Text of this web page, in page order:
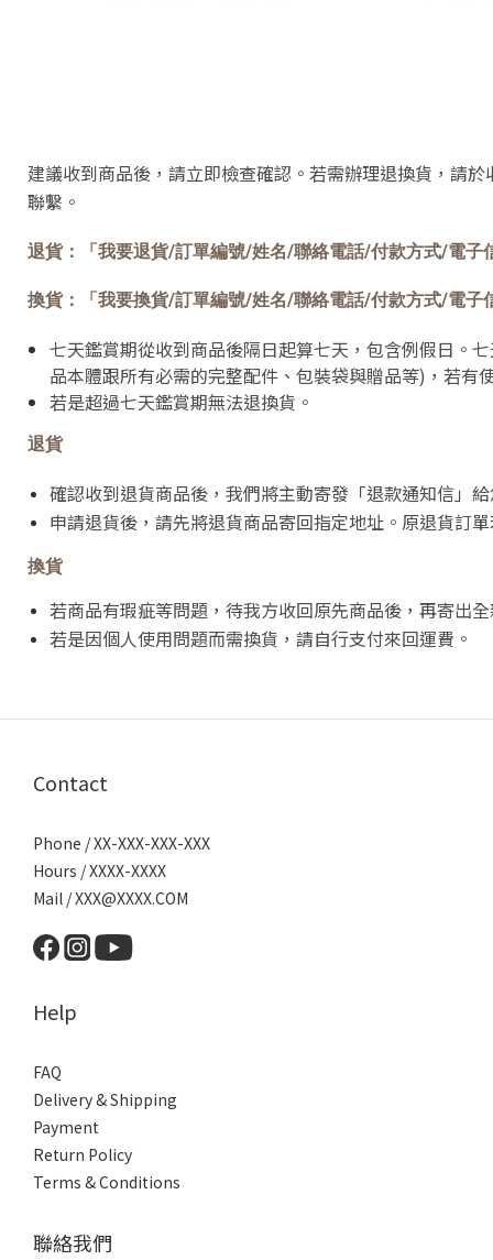
建議收到商品後，請立即檢查確認。若需辦理退換貨，請
聯繫。
退貨：「我要退貨/訂單編號/姓名/聯絡電話/付款方式/電子
換貨：「我要換貨/訂單編號/姓名/聯絡電話/付款方式/電子
七天鑑賞期從收到商品後隔日起算七天，包含例假日。
品本體跟所有必需的完整配件、包裝袋與贈品等)，若有
若是超過七天鑑賞期無法退換貨。
退貨
確認收到退貨商品後，我們將主動寄發「退款通知信」
申請退貨後，請先將退貨商品寄回指定地址。原退貨訂
換貨
若商品有瑕疵等問題，待我方收回原先商品後，再寄出
若是因個人使用問題而需換貨，請自行支付來回運費。
Contact
Phone / XX-XXX-XXX-XXX
Hours / XXXX-XXXX
Mail / XXX@XXXX.COM
Help
FAQ
Delivery & Shipping
Payment
Return Policy
Terms & Conditions
聯絡我們